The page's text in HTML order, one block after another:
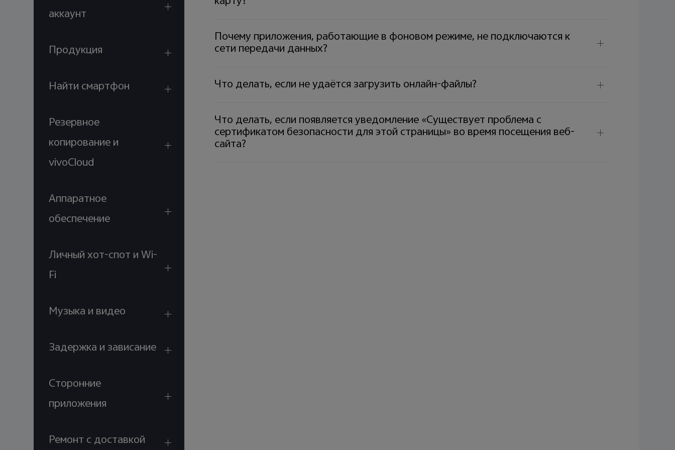
аккаунт
Продукция
Найти смартфон
Резервное
копирование и
vivoCloud
Аппаратное
обеспечение
Личный хот-спот и Wi-
Fi
Музыка и видео
Задержка и зависание
Сторонние
приложения
Ремонт с доставкой
Почему приложения, работающие в фоновом режиме, не подключаются к
сети передачи данных?
Что делать, если не удаётся загрузить онлайн-файлы?
Что делать, если появляется уведомление «Существует проблема с
сертификатом безопасности для этой страницы» во время посещения веб-
сайта?